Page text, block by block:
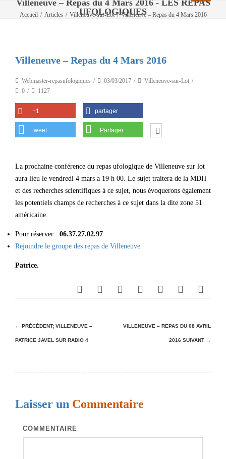
Villeneuve – Repas du 4 Mars 2016 - LES REPAS
UFOLOGIQUES
Accueil / Articles / Villeneuve-sur-Lot / Villeneuve – Repas du 4 Mars 2016
Villeneuve – Repas du 4 Mars 2016
Webmaster-repasufologiques 03/03/2017
Villeneuve-sur-Lot
0
1127
+1 partager
tweet Partager
La prochaine conférence du repas ufologique de Villeneuve sur lot
aura lieu le vendredi 4 mars a 19 h 00. Le sujet traitera de la MDH
et des recherches scientifiques à ce sujet, nous évoquerons également
les potentiels champs de recherches à ce sujet dans la dite zone 51
américaine.
Pour réserver : 06.37.27.02.97
Rejoindre le groupe des repas de Villeneuve
Patrice.
N
a
a
← PRÉCÉDENT; VILLENEUVE –
PATRICE JAVEL SUR RADIO 4
VILLENEUVE – REPAS DU 08 AVRIL
2016 SUIVANT →
Laisser un Commentaire
COMMENTAIRE